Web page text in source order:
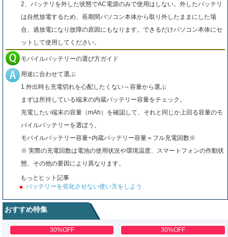
2、バッテリを外した状態でAC電源のみで使用はしない。外したバッテリ
は自然放電するため、長期間パソコン本体から取り外したままにした場
合、過放電になり故障の原因にもなります。できるだけパソコン本体にセ
ットして使用してください。
モバイルバッテリーの選び方ガイド
用途に合わせて選ぶ
1.外出時も充電切れを心配したくない～容量から選ぶ
まずは所持している端末の内蔵バッテリー容量をチェック。
充電したい端末の容量（mAh）を確認して、それと同じか上回る容量のモ
バイルバッテリーを選ぼう。
モバイルバッテリー容量÷内蔵バッテリー容量＝フル充電回数※
※ 実際の充電回数は電池の使用状況や環境温度、スマートフォンの作動状
態、その他の要因により異なります。
もっとヒット記事
バッテリーを劣化させない使い方をしよう
おすすめ特集
30%OFF 30%OFF